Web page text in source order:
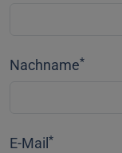
Nachname*
E-Mail *